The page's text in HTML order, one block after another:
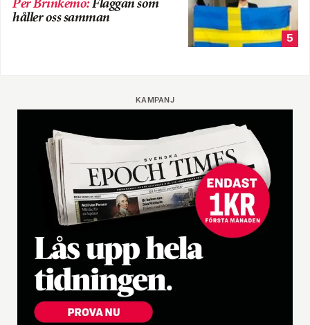
Per Brinkemo:Flaggan som
håller oss samman
5
KAMPANJ